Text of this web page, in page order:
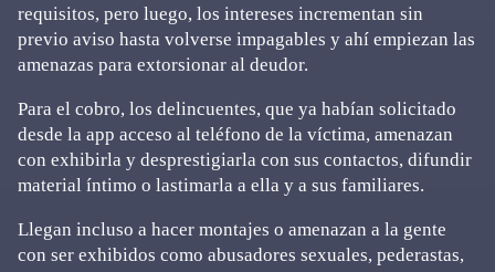
requisitos, pero luego, los intereses incrementan sin
previo aviso hasta volverse impagables y ahí empiezan las
amenazas para extorsionar al deudor.
Para el cobro, los delincuentes, que ya habían solicitado
desde la app acceso al teléfono de la víctima, amenazan
con exhibirla y desprestigiarla con sus contactos, difundir
material íntimo o lastimarla a ella y a sus familiares.
Llegan incluso a hacer montajes o amenazan a la gente
con ser exhibidos como abusadores sexuales, pederastas,